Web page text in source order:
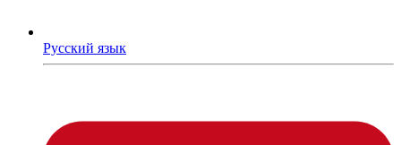
Русский язык